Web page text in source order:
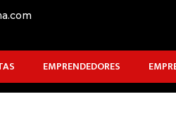
EMPRENDEDORES